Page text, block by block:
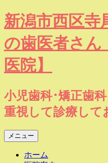
コ
ン
テ
ン
ツ
へ
キ
ッ
プ
新潟市西区寺
の歯医者さん
医院】
小児歯科･矯正歯
重視して診療して
メニュー
ホーム